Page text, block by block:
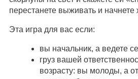
перестанете выживать и начнете
Эта игра для вас если:
вы начальник, а ведете
груз вашей
возрасту: вы молоды, а